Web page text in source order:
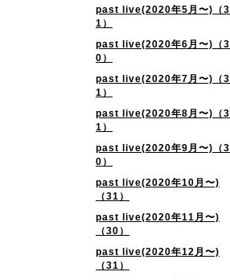
past live(2020年5月〜)（3
1）
past live(2020年6月〜)（3
0）
past live(2020年7月〜)（3
1）
past live(2020年8月〜)（3
1）
past live(2020年9月〜)（3
0）
past live(2020年10月〜)
（31）
past live(2020年11月〜)
（30）
past live(2020年12月〜)
（31）